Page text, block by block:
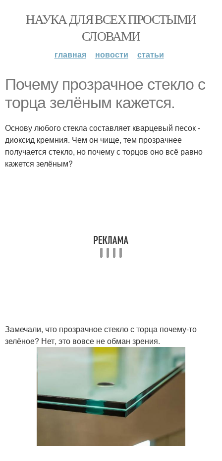
НАУКА ДЛЯ ВСЕХ ПРОСТЫМИ
СЛОВАМИ
главная новости статьи
Почему прозрачное стекло с
торца зелёным кажется.
Основу любого стекла составляет кварцевый песок -
диоксид кремния. Чем он чище, тем прозрачнее
получается стекло, но почему с торцов оно всё равно
кажется зелёным?
Замечали, что прозрачное стекло с торца почему-то
зелёное? Нет, это вовсе не обман зрения.